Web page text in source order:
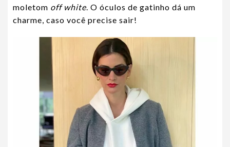
moletom off white. O óculos de gatinho dá um
charme, caso você precise sair!